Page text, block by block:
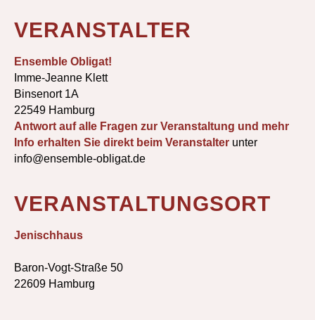
VERANSTALTER
Ensemble Obligat!
Imme-Jeanne Klett
Binsenort 1A
22549 Hamburg
Antwort auf alle Fragen zur Veranstaltung und mehr
Info erhalten Sie direkt beim Veranstalter unter
info@ensemble-obligat.de
VERANSTALTUNGSORT
Jenischhaus
Baron-Vogt-Straße 50
22609 Hamburg